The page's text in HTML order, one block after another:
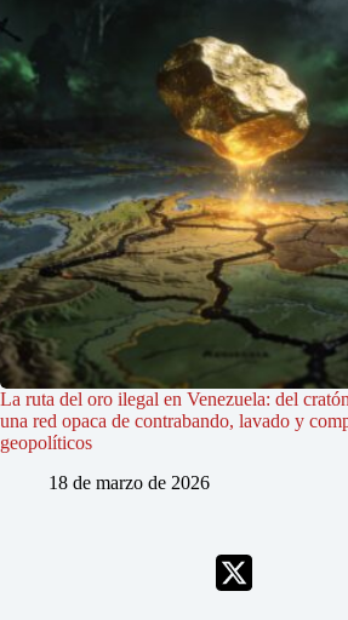
La ruta del oro ilegal en Venezuela: del
una red opaca de contrabando, lavado y
geopolíticos
18 de marzo de 2026